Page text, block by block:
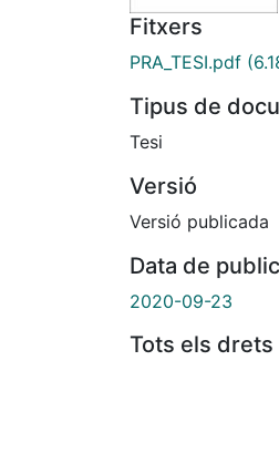
Fitxers
PRA_TESI.pdf
Tipus de
Tesi
Versió
Versió publicada
Data de
2020-09-23
Tots els